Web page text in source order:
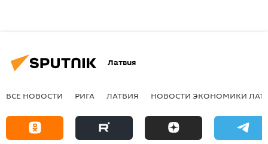
Латвия
ВСЕ НОВОСТИ РИГА ЛАТВИЯ НОВОСТИ ЭКОНОМИКИ